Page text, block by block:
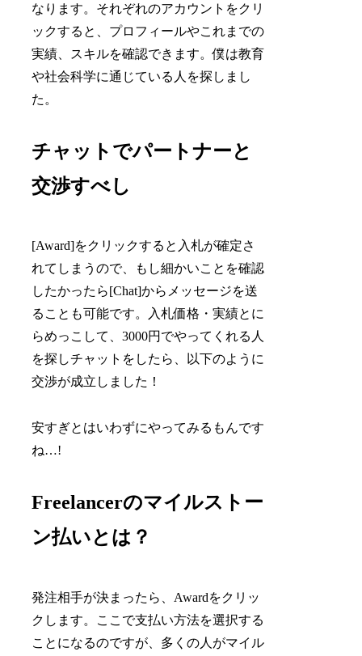
なります。それぞれのアカウントをクリ
ックすると、プロフィールやこれまでの
実績、スキルを確認できます。僕は教育
や社会科学に通じている人を探しまし
た。
チャットでパートナーと
交渉すべし
[Award]をクリックすると入札が確定さ
れてしまうので、もし細かいことを確認
したかったら[Chat]からメッセージを送
ることも可能です。入札価格・実績とに
らめっこして、3000円でやってくれる人
を探しチャットをしたら、以下のように
交渉が成立しました！
安すぎとはいわずにやってみるもんです
ね…!
Freelancerのマイルストー
ン払いとは？
発注相手が決まったら、Awardをクリッ
クします。ここで支払い方法を選択する
ことになるのですが、多くの人がマイル